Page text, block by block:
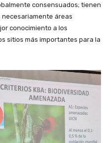
consensuados; tienen
áreas
conocimiento a los
sitios más importantes para la